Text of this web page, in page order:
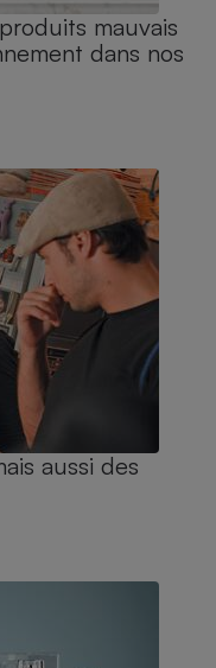
mauvais
dans nos
aussi des